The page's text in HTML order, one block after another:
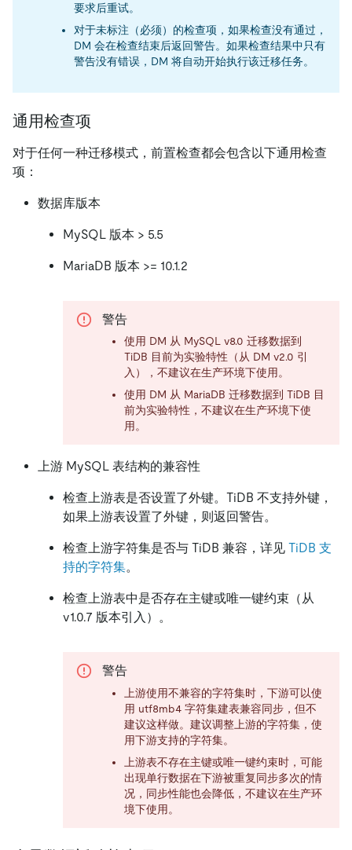
要求后重试。
对于未标注（必须）的检查项，如果检查没有通过，
DM 会在检查结束后返回警告。如果检查结果中只有
警告没有错误，DM 将自动开始执行该迁移任务。
通用检查项
对于任何一种迁移模式，前置检查都会包含以下通用检查
项：
数据库版本
MySQL 版本 > 5.5
MariaDB 版本 >= 10.1.2
警告
使用 DM 从 MySQL v8.0 迁移数据到
TiDB 目前为实验特性（从 DM v2.0 引
入），不建议在生产环境下使用。
使用 DM 从 MariaDB 迁移数据到 TiDB 目
前为实验特性，不建议在生产环境下使
用。
上游 MySQL 表结构的兼容性
检查上游表是否设置了外键。TiDB 不支持外键，
如果上游表设置了外键，则返回警告。
检查上游字符集是否与 TiDB 兼容，详见 TiDB 支
持的字符集。
检查上游表中是否存在主键或唯一键约束（从
v1.0.7 版本引入）。
警告
上游使用不兼容的字符集时，下游可以使
用 utf8mb4 字符集建表兼容同步，但不
建议这样做。建议调整上游的字符集，使
用下游支持的字符集。
上游表不存在主键或唯一键约束时，可能
出现单行数据在下游被重复同步多次的情
况，同步性能也会降低，不建议在生产环
境下使用。